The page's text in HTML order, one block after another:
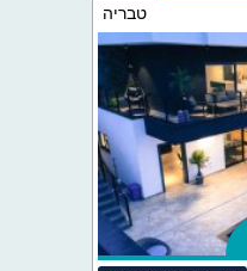
טבריה